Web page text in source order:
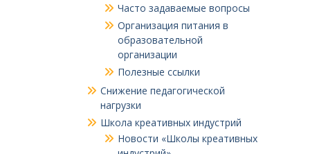
Часто задаваемые вопросы
Организация питания в
образовательной
организации
Полезные ссылки
Снижение педагогической
нагрузки
Школа креативных индустрий
Новости «Школы креативных